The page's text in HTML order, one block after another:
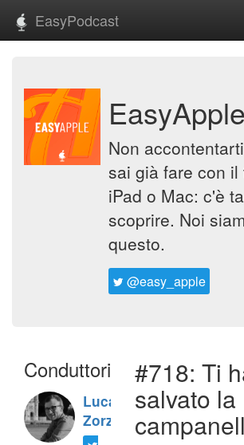
EasyPodcast
EasyApple
Non
sai già fare con il
iPad o Mac: c'è
scoprire. Noi
questo.
@easy_apple
Conduttori
Luca
Zorzi
#718: Ti
salvato la